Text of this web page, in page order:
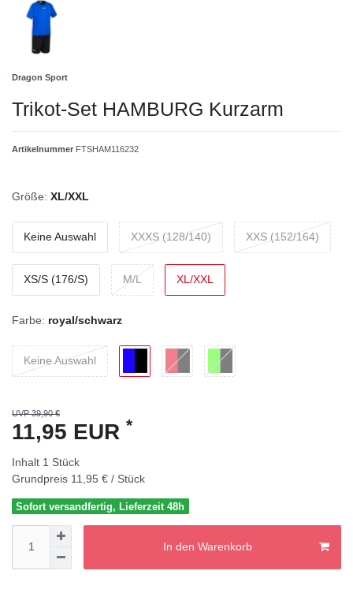
Dragon Sport
Trikot-Set HAMBURG Kurzarm
Artikelnummer FTSHAM116232
Größe: XL/XXL
Keine Auswahl XXXS (128/140) XXS (152/164)
XS/S (176/S) M/L XL/XXL
Farbe: royal/schwarz
Keine Auswahl
UVP 39,90 €
11,95 EUR *
Inhalt 1 Stück
Grundpreis 11,95 € / Stück
Sofort versandfertig, Lieferzeit 48h
In den Warenkorb